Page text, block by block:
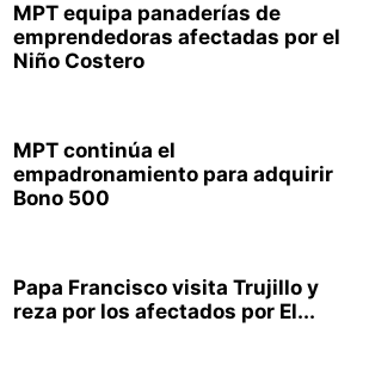
MPT equipa panaderías de
emprendedoras afectadas por el
Niño Costero
MPT continúa el
empadronamiento para adquirir
Bono 500
Papa Francisco visita Trujillo y
reza por los afectados por El...